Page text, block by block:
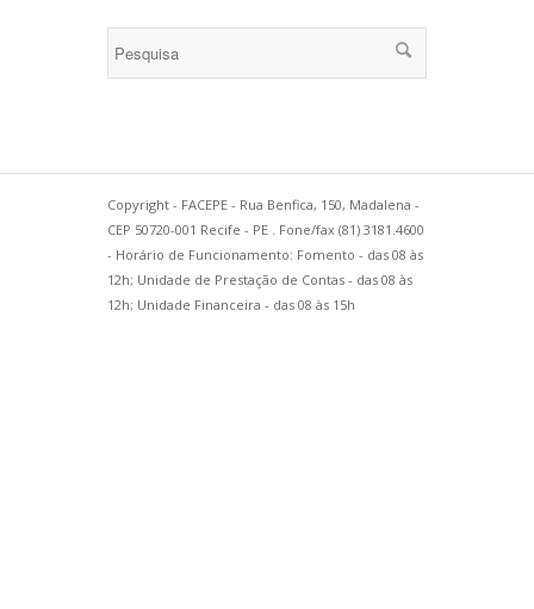
Copyright - FACEPE - Rua Benfica, 150, Madalena -
CEP 50720-001 Recife - PE . Fone/fax (81) 3181.4600
- Horário de Funcionamento: Fomento - das 08 às
12h; Unidade de Prestação de Contas - das 08 às
12h; Unidade Financeira - das 08 às 15h